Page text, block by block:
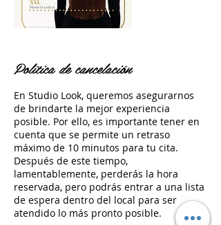
Política de cancelación
En Studio Look, queremos asegurarnos
de brindarte la mejor experiencia
posible. Por ello, es importante tener en
cuenta que se permite un retraso
máximo de 10 minutos para tu cita.
Después de este tiempo,
lamentablemente, perderás la hora
reservada, pero podrás entrar a una lista
de espera dentro del local para ser
atendido lo más pronto posible.